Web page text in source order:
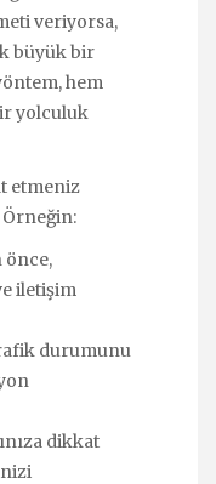
veriyorsa,
büyük bir
hem
yolculuk
etmeniz
önce,
iletişim
durumunu
dikkat